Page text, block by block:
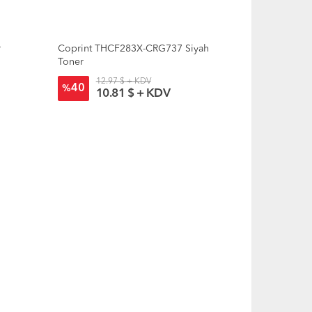
Coprint THCF283X-CRG737 Siyah
Toner
%40
12.97 $ + KDV
10.81 $ + KDV